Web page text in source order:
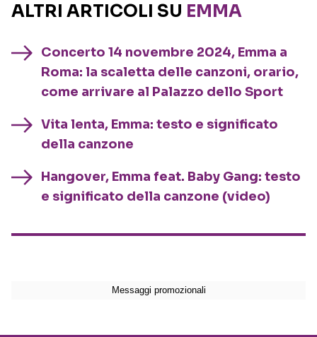
ALTRI ARTICOLI SU EMMA
Concerto 14 novembre 2024, Emma a
Roma: la scaletta delle canzoni, orario,
come arrivare al Palazzo dello Sport
Vita lenta, Emma: testo e significato
della canzone
Hangover, Emma feat. Baby Gang: testo
e significato della canzone (video)